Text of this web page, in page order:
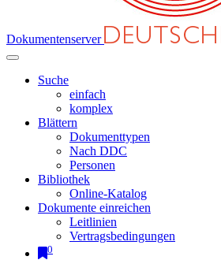
Dokumentenserver
Suche
einfach
komplex
Blättern
Dokumenttypen
Nach DDC
Personen
Bibliothek
Online-Katalog
Dokumente einreichen
Leitlinien
Vertragsbedingungen
0